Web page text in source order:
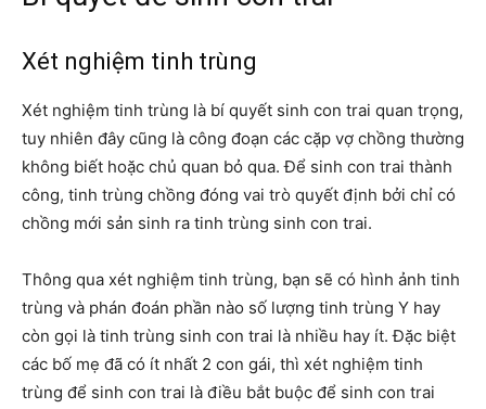
Xét nghiệm tinh trùng
Xét nghiệm tinh trùng là bí quyết sinh con trai quan trọng,
tuy nhiên đây cũng là công đoạn các cặp vợ chồng thường
không biết hoặc chủ quan bỏ qua. Để sinh con trai thành
công, tinh trùng chồng đóng vai trò quyết định bởi chỉ có
chồng mới sản sinh ra tinh trùng sinh con trai.
Thông qua xét nghiệm tinh trùng, bạn sẽ có hình ảnh tinh
trùng và phán đoán phần nào số lượng tinh trùng Y hay
còn gọi là tinh trùng sinh con trai là nhiều hay ít. Đặc biệt
các bố mẹ đã có ít nhất 2 con gái, thì xét nghiệm tinh
trùng để sinh con trai là điều bắt buộc để sinh con trai